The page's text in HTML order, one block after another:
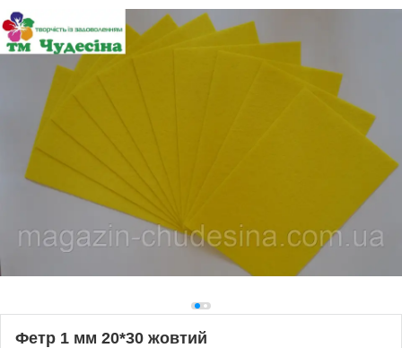
Фетр 1 мм 20*30 жовтий